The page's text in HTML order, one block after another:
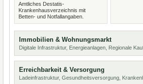
Amtliches Destatis-
Krankenhausverzeichnis mit
Betten- und Notfallangaben.
Immobilien & Wohnungsmarkt
Digitale Infrastruktur, Energieanlagen, Regionale
Erreichbarkeit & Versorgung
Ladeinfrastruktur, Gesundheitsversorgung,